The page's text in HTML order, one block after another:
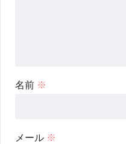
名前 ※
メール ※